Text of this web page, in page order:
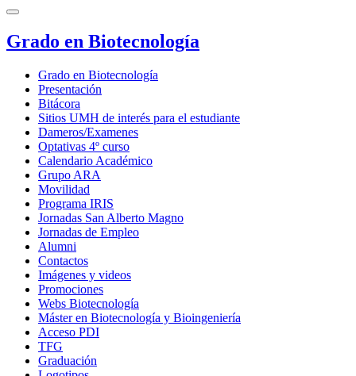
Grado en Biotecnología
Grado en Biotecnología
Presentación
Bitácora
Sitios UMH de interés para el estudiante
Dameros/Examenes
Optativas 4º curso
Calendario Académico
Grupo ARA
Movilidad
Programa IRIS
Jornadas San Alberto Magno
Jornadas de Empleo
Alumni
Contactos
Imágenes y videos
Promociones
Webs Biotecnología
Máster en Biotecnología y Bioingeniería
Acceso PDI
TFG
Graduación